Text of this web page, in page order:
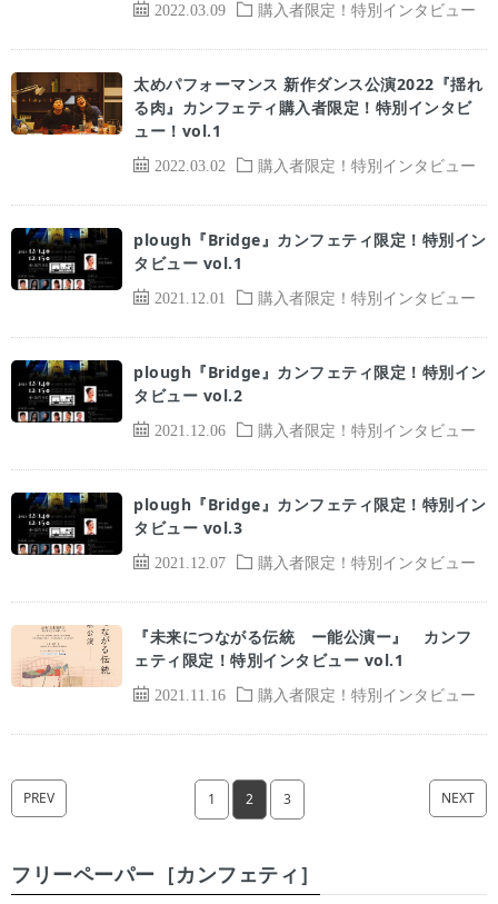
2022.03.09 購入者限定！特別インタビュー
2022.03.02 購入者限定！特別インタビュー
太めパフォーマンス 新作ダンス公演2022『揺れ
る肉』カンフェティ購入者限定！特別インタビ
ュー！vol.1
2021.12.01 購入者限定！特別インタビュー
plough『Bridge』カンフェティ限定！特別イン
タビュー vol.1
2021.12.06 購入者限定！特別インタビュー
plough『Bridge』カンフェティ限定！特別イン
タビュー vol.2
2021.12.07 購入者限定！特別インタビュー
plough『Bridge』カンフェティ限定！特別イン
タビュー vol.3
2021.11.16 購入者限定！特別インタビュー
『未来につながる伝統 ー能公演ー』 カンフ
ェティ限定！特別インタビュー vol.1
PREV 1 2 3 NEXT
フリーペーパー［カンフェティ］